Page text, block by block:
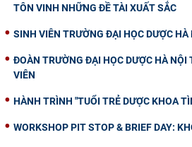
TÔN VINH NHỮNG ĐỀ TÀI XUẤT SẮC
SINH VIÊN TRƯỜNG ĐẠI HỌC DƯỢC
ĐOÀN TRƯỜNG ĐẠI HỌC DƯỢC HÀ NỘI
VIÊN
HÀNH TRÌNH "TUỔI TRẺ DƯỢC KHOA
WORKSHOP PIT STOP & BRIEF DAY: